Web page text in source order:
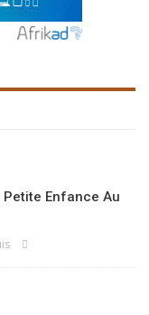
Petite Enfance Au